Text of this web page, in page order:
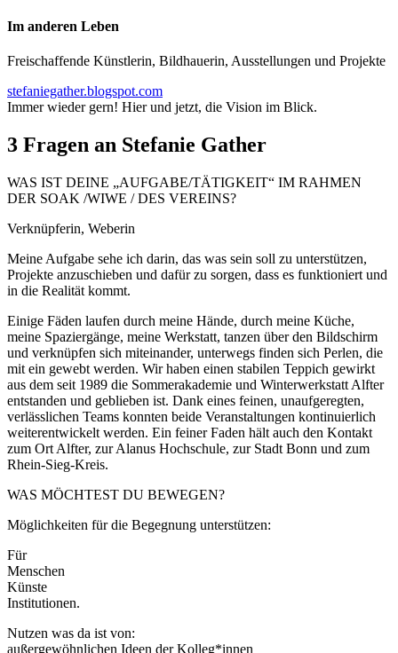
Im anderen Leben
Freischaffende Künstlerin, Bildhauerin, Ausstellungen und Projekte
stefaniegather.blogspot.com
Immer wieder gern! Hier und jetzt, die Vision im Blick.
3 Fragen an Stefanie Gather
WAS IST DEINE „AUFGABE/TÄTIGKEIT“ IM RAHMEN
DER SOAK /WIWE / DES VEREINS?
Verknüpferin, Weberin
Meine Aufgabe sehe ich darin, das was sein soll zu unterstützen,
Projekte anzuschieben und dafür zu sorgen, dass es funktioniert und
in die Realität kommt.
Einige Fäden laufen durch meine Hände, durch meine Küche,
meine Spaziergänge, meine Werkstatt, tanzen über den Bildschirm
und verknüpfen sich miteinander, unterwegs finden sich Perlen, die
mit ein gewebt werden. Wir haben einen stabilen Teppich gewirkt
aus dem seit 1989 die Sommerakademie und Winterwerkstatt Alfter
entstanden und geblieben ist. Dank eines feinen, unaufgeregten,
verlässlichen Teams konnten beide Veranstaltungen kontinuierlich
weiterentwickelt werden. Ein feiner Faden hält auch den Kontakt
zum Ort Alfter, zur Alanus Hochschule, zur Stadt Bonn und zum
Rhein-Sieg-Kreis.
WAS MÖCHTEST DU BEWEGEN?
Möglichkeiten für die Begegnung unterstützen:
Für
Menschen
Künste
Institutionen.
Nutzen was da ist von:
außergewöhnlichen Ideen der Kolleg*innen